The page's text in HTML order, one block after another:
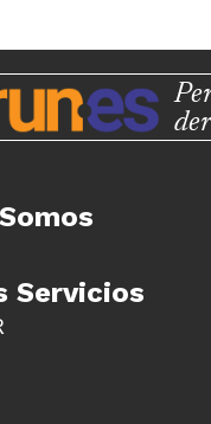
Servicios